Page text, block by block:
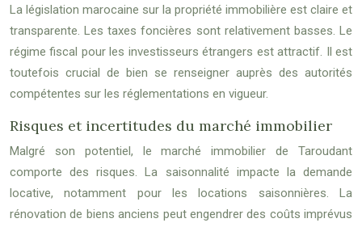
La législation marocaine sur la propriété immobilière est claire et
transparente. Les taxes foncières sont relativement basses. Le
régime fiscal pour les investisseurs étrangers est attractif. Il est
toutefois crucial de bien se renseigner auprès des autorités
compétentes sur les réglementations en vigueur.
Risques et incertitudes du marché immobilier
Malgré son potentiel, le marché immobilier de Taroudant
comporte des risques. La saisonnalité impacte la demande
locative, notamment pour les locations saisonnières. La
rénovation de biens anciens peut engendrer des coûts imprévus